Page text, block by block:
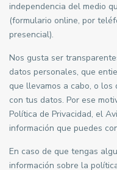
independencia del medio
(formulario online, por
presencial).
Nos gusta ser
datos personales, que
que llevamos a cabo, o
con tus datos. Por ese
Política de Privacidad, el
información que puedes
En caso de que tengas
información sobre la